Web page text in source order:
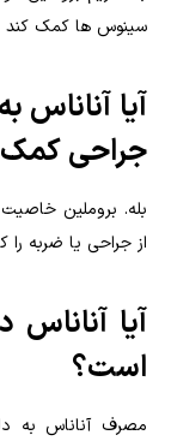
سینوس ها کمک کند
آیا
جراحی
بله. بروملین
از جراحی یا ضربه
آیا
است؟
مصرف آناناس به